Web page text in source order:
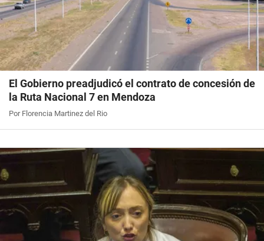
El Gobierno preadjudicó el contrato de concesión de
la Ruta Nacional 7 en Mendoza
Por Florencia Martinez del Rio